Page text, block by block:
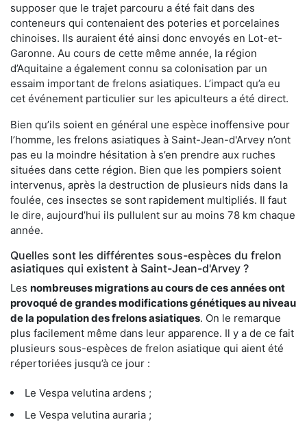
supposer que le trajet parcouru a été fait dans des
conteneurs qui contenaient des poteries et porcelaines
chinoises. Ils auraient été ainsi donc envoyés en Lot-et-
Garonne. Au cours de cette même année, la région
d’Aquitaine a également connu sa colonisation par un
essaim important de frelons asiatiques. L’impact qu’a eu
cet événement particulier sur les apiculteurs a été direct.
Bien qu’ils soient en général une espèce inoffensive pour
l’homme, les frelons asiatiques à Saint-Jean-d'Arvey n’ont
pas eu la moindre hésitation à s’en prendre aux ruches
situées dans cette région. Bien que les pompiers soient
intervenus, après la destruction de plusieurs nids dans la
foulée, ces insectes se sont rapidement multipliés. Il faut
le dire, aujourd’hui ils pullulent sur au moins 78 km chaque
année.
Quelles sont les différentes sous-espèces du frelon
asiatiques qui existent à Saint-Jean-d'Arvey ?
Les nombreuses migrations au cours de ces années ont
provoqué de grandes modifications génétiques au niveau
de la population des frelons asiatiques. On le remarque
plus facilement même dans leur apparence. Il y a de ce fait
plusieurs sous-espèces de frelon asiatique qui aient été
répertoriées jusqu’à ce jour :
Le Vespa velutina ardens ;
Le Vespa velutina auraria ;